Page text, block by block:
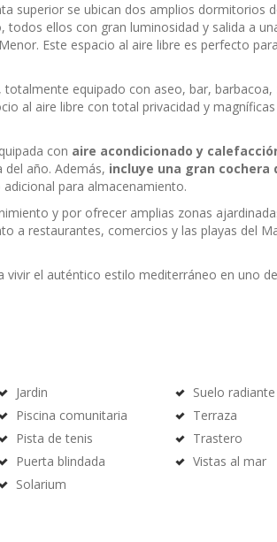
superior se ubican dos amplios dormitorios
todos ellos con gran luminosidad y salida a
Este espacio al aire libre es perfecto
equipado con aseo, bar, barbacoa,
al aire libre con total privacidad y
con aire acondicionado y
año. Además, incluye una gran cochera
para almacenamiento.
y por ofrecer amplias zonas
a restaurantes, comercios y las playas del
vivir el auténtico estilo mediterráneo en uno
Jardin
Piscina comunitaria
Pista de tenis
Puerta blindada
Solarium
Suelo radiante
Terraza
Trastero
Vistas al mar